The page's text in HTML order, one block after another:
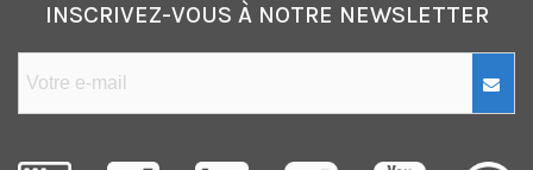
INSCRIVEZ-VOUS À NOTRE NEWSLETTER